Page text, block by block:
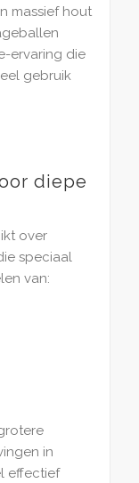
massief hout
ervaring die
gebruik
diepe
over
speciaal
van:
in
effectief